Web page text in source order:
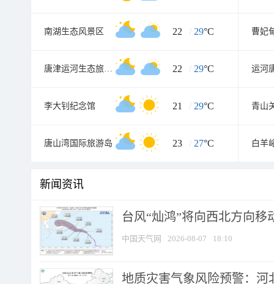
南湖生态风景区 22 / 29°C 曹妃
唐津运河生态旅游度假景区 22 / 29°C 运河
李大钊纪念馆 21 / 29°C 青山
唐山湾国际旅游岛 23 / 27°C 白羊
新闻资讯
台风“灿鸿”将向西北方向移
中国天气网 2026-08-07 18:10
地质灾害气象风险预警：河